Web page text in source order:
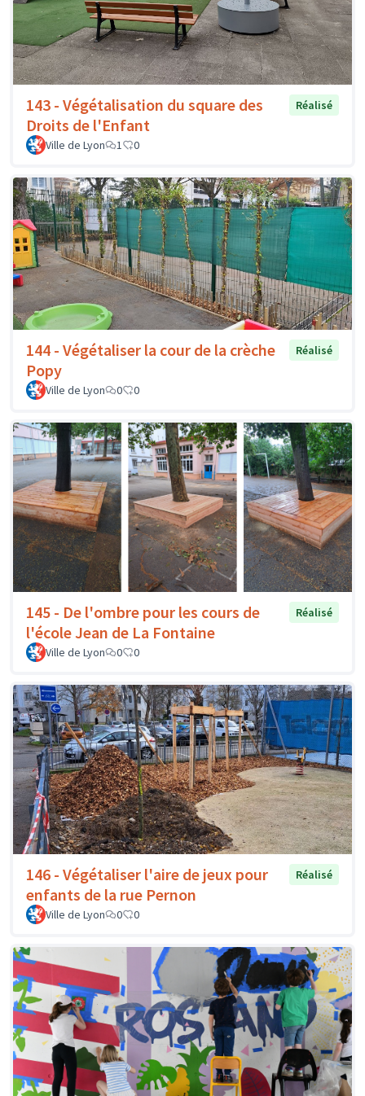
143 - Végétalisation du square des
Droits de l'Enfant
Réalisé
Ville de Lyon 1 0
144 - Végétaliser la cour de la crèche
Popy
Réalisé
Ville de Lyon 0 0
145 - De l'ombre pour les cours de
l'école Jean de La Fontaine
Réalisé
Ville de Lyon 0 0
146 - Végétaliser l'aire de jeux pour
enfants de la rue Pernon
Réalisé
Ville de Lyon 0 0